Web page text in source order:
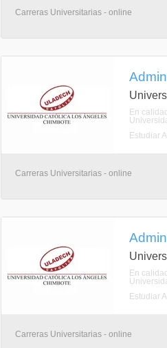
Carreras Universitarias - online
En
Estudiar
Carreras Universitarias - online
En
Estudiar
Carreras Universitarias - online